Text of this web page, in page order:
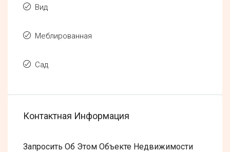
Вид
Меблированная
Сад
Контактная Информация
Запросить Об Этом Объекте Недвижимости